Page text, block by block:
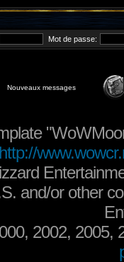
Mot de passe:
Nouveaux messages
http://
and/or other
2002, 2005,